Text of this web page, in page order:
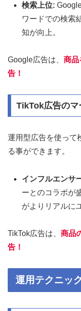
検索上位:
ワードでの検索
知が向上。
Google広告は、 商品
告！
TikTok広告のマ
運用型広告を使って
る事ができます。
インフルエンサ
ーとのコラボが
がよりリアルに
TikTok広告は、 商品
告！
運用テクニッ